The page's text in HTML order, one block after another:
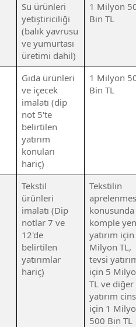
Su ürünleri
yetiştiriciliği
(balık yavrusu
ve yumurtası
üretimi dahil)
1 Milyon
Bin TL
Gıda ürünleri
ve içecek
imalatı (dip
not 5'te
belirtilen
yatırım
konuları
hariç)
1 Milyon
Bin TL
Tekstil
ürünleri
imalatı (Dip
notlar 7 ve
12'de
belirtilen
yatırımlar
hariç)
Tekstilin
konusunda
komple
yatırım
Milyon TL,
tevsi
için 5
TL ve diğer
yatırım
için 1
500 Bin TL